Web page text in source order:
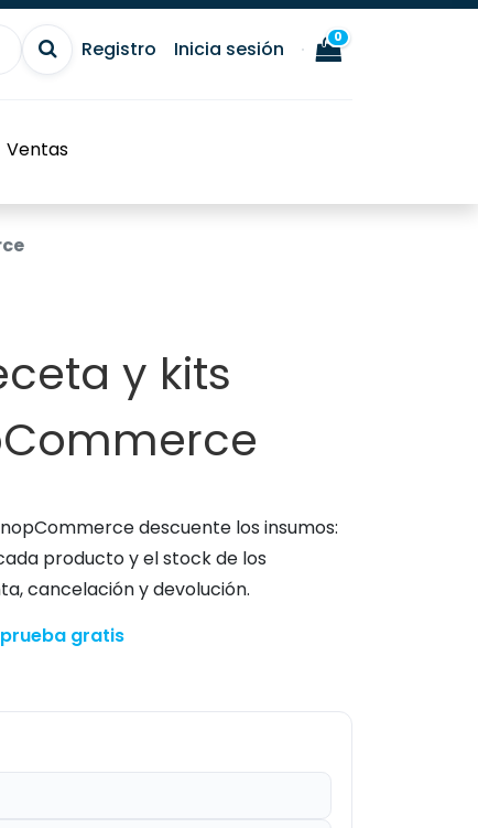
Registro Inicia sesión 0
Ventas
y kits
descuente los insumos:
producto y el stock de los
cancelación y devolución.
gratis